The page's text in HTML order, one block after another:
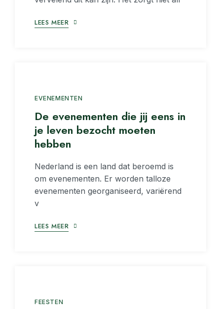
LEES MEER
EVENEMENTEN
De evenementen die jij eens in
je leven bezocht moeten
hebben
Nederland is een land dat beroemd is
om evenementen. Er worden talloze
evenementen georganiseerd, variërend
v
LEES MEER
FEESTEN